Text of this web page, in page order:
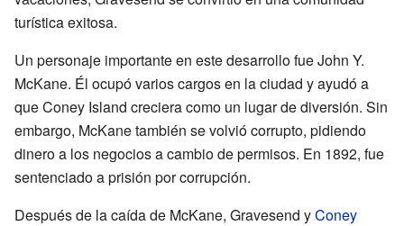
turística exitosa.
Un personaje importante en este desarrollo fue John Y.
McKane. Él ocupó varios cargos en la ciudad y ayudó a
que Coney Island creciera como un lugar de diversión. Sin
embargo, McKane también se volvió corrupto, pidiendo
dinero a los negocios a cambio de permisos. En 1892, fue
sentenciado a prisión por corrupción.
Después de la caída de McKane, Gravesend yConey